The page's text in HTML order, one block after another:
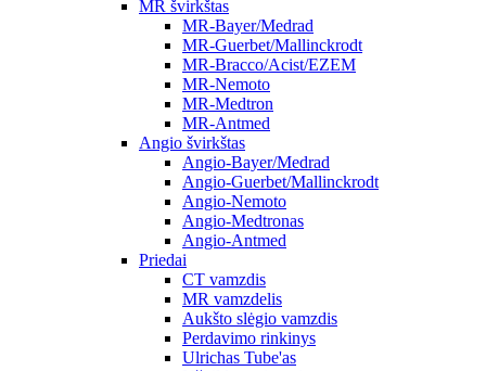
MR švirkštas
MR-Bayer/Medrad
MR-Guerbet/Mallinckrodt
MR-Bracco/Acist/EZEM
MR-Nemoto
MR-Medtron
MR-Antmed
Angio švirkštas
Angio-Bayer/Medrad
Angio-Guerbet/Mallinckrodt
Angio-Nemoto
Angio-Medtronas
Angio-Antmed
Priedai
CT vamzdis
MR vamzdelis
Aukšto slėgio vamzdis
Perdavimo rinkinys
Ulrichas Tube'as